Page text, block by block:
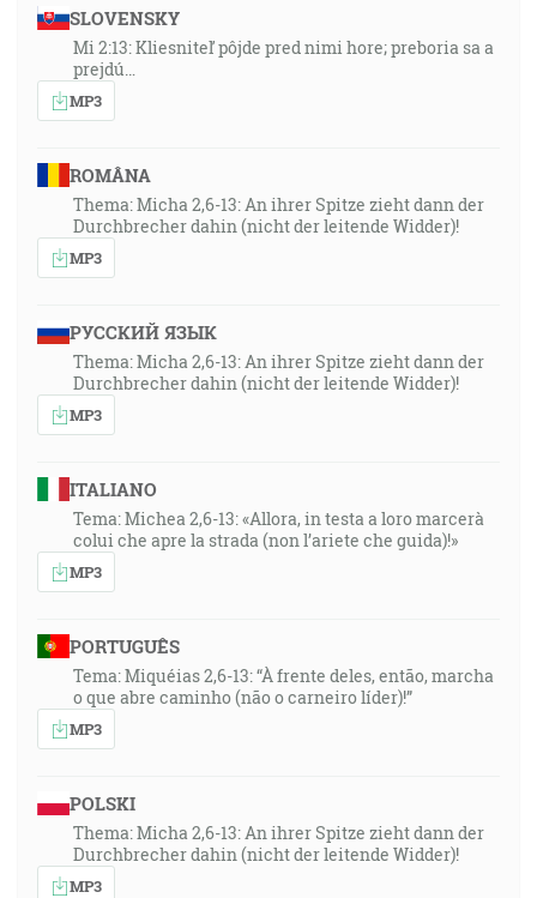
SLOVENSKY
Mi 2:13: Kliesniteľ pôjde pred nimi hore; preboria sa a
prejdú…
MP3
ROMÂNA
Thema: Micha 2,6-13: An ihrer Spitze zieht dann der
Durchbrecher dahin (nicht der leitende Widder)!
MP3
РУССКИЙ ЯЗЫК
Thema: Micha 2,6-13: An ihrer Spitze zieht dann der
Durchbrecher dahin (nicht der leitende Widder)!
MP3
ITALIANO
Tema: Michea 2,6-13: «Allora, in testa a loro marcerà
colui che apre la strada (non l’ariete che guida)!»
MP3
PORTUGUÊS
Tema: Miquéias 2,6-13: “À frente deles, então, marcha
o que abre caminho (não o carneiro líder)!”
MP3
POLSKI
Thema: Micha 2,6-13: An ihrer Spitze zieht dann der
Durchbrecher dahin (nicht der leitende Widder)!
MP3